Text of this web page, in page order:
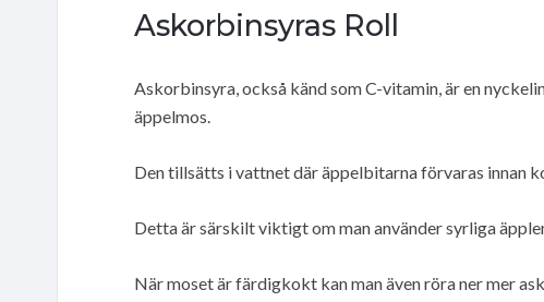
Askorbinsyras Roll
Askorbinsyra, också känd som C-vitamin, är en
äppelmos.
Den tillsätts i vattnet där äppelbitarna förvaras innan
Detta är särskilt viktigt om man använder syrliga
När moset är färdigkokt kan man även röra ner mer